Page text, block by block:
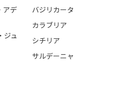
アデ
ジュ
バジリカータ
カラブリア
シチリア
サルデーニャ